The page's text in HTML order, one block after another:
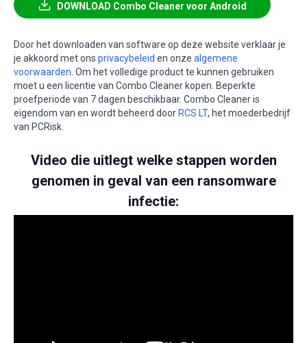
DOWNLOAD Combo Cleaner voor Android
Door het downloaden van software op deze website verklaar je
je akkoord met ons privacybeleid en onze algemene
voorwaarden. Om het volledige product te kunnen gebruiken
moet u een licentie van Combo Cleaner kopen. Beperkte
proefperiode van 7 dagen beschikbaar. Combo Cleaner is
eigendom van en wordt beheerd door RCS LT, het moederbedrijf
van PCRisk.
Video die uitlegt welke stappen worden
genomen in geval van een ransomware
infectie: